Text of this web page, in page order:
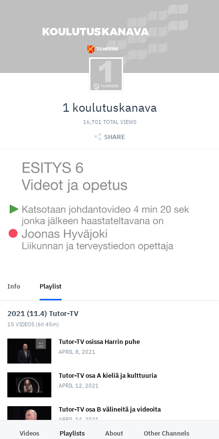
1 koulutuskanava
16,701 TOTAL VIEWS
SHARE
Info Playlist
2021 (11.4) Tutor-TV
15 VIDEOS (6h 45m)
Tutor-TV osissa Harrin puhe
APRIL 8, 2021
Tutor-TV osa A kieliä ja kulttuuria
APRIL 12, 2021
Tutor-TV osa B välineitä ja videoita
APRIL 14, 2021
Videos Playlists About Other Channels